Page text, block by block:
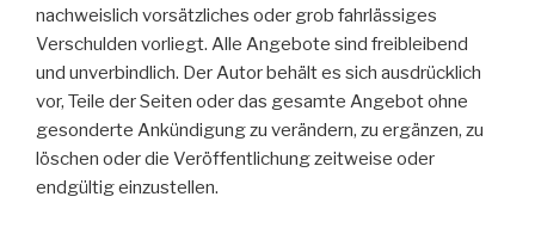
nachweislich vorsätzliches oder grob fahrlässiges
Verschulden vorliegt. Alle Angebote sind freibleibend
und unverbindlich. Der Autor behält es sich ausdrücklich
vor, Teile der Seiten oder das gesamte Angebot ohne
gesonderte Ankündigung zu verändern, zu ergänzen, zu
löschen oder die Veröffentlichung zeitweise oder
endgültig einzustellen.